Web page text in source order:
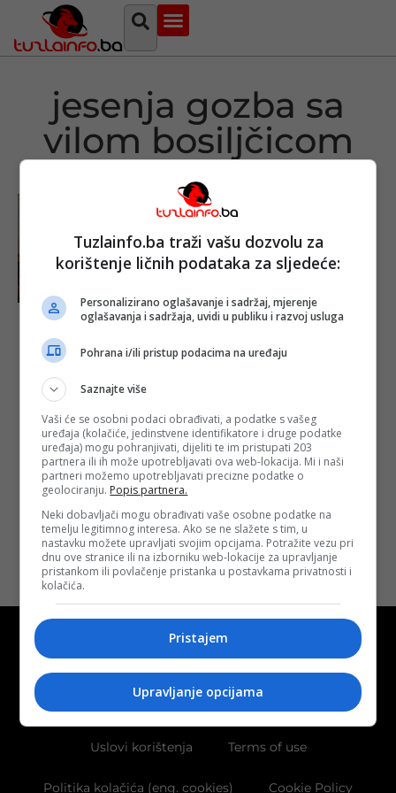
jesenja gozba sa
vilom bosiljčicom
U Tuzli
promovisana
knjiga “Jesenja
gozba sa vilom
Bosiljčicom”
autorice
Željane
Radojičić Lukić
Objavljeno:10. 12.
2021.
Opširnije
Uslovi korištenja Terms of use
Politika kolačića (eng. cookies) Cookie Policy
Tuzlainfo.ba traži vašu dozvolu za
korištenje ličnih podataka za sljedeće:
Personalizirano oglašavanje i sadržaj, mjerenje
oglašavanja i sadržaja, uvidi u publiku i razvoj usluga
Pohrana i/ili pristup podacima na uređaju
Saznajte više
Vaši će se osobni podaci obrađivati, a podatke s vašeg
uređaja (kolačiće, jedinstvene identifikatore i druge podatke
uređaja) mogu pohranjivati, dijeliti te im pristupati 203
partnera ili ih može upotrebljavati ova web-lokacija. Mi i naši
partneri možemo upotrebljavati precizne podatke o
geolociranju. Popis partnera.
Neki dobavljači mogu obrađivati vaše osobne podatke na
temelju legitimnog interesa. Ako se ne slažete s tim, u
nastavku možete upravljati svojim opcijama. Potražite vezu pri
dnu ove stranice ili na izborniku web-lokacije za upravljanje
pristankom ili povlačenje pristanka u postavkama privatnosti i
kolačića.
Pristajem
Upravljanje opcijama